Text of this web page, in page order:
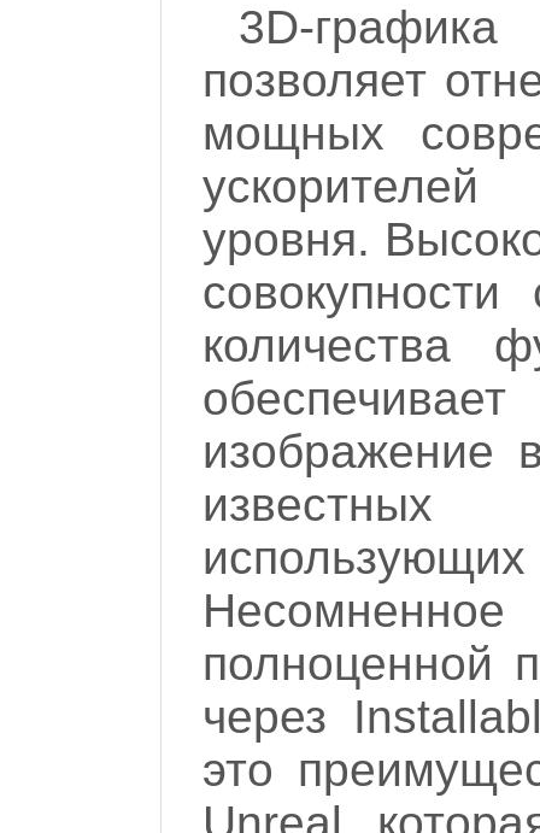
3D-
позволяет
мощных
уровня.
количества
изображение
Несомненное
полноценной
через
это